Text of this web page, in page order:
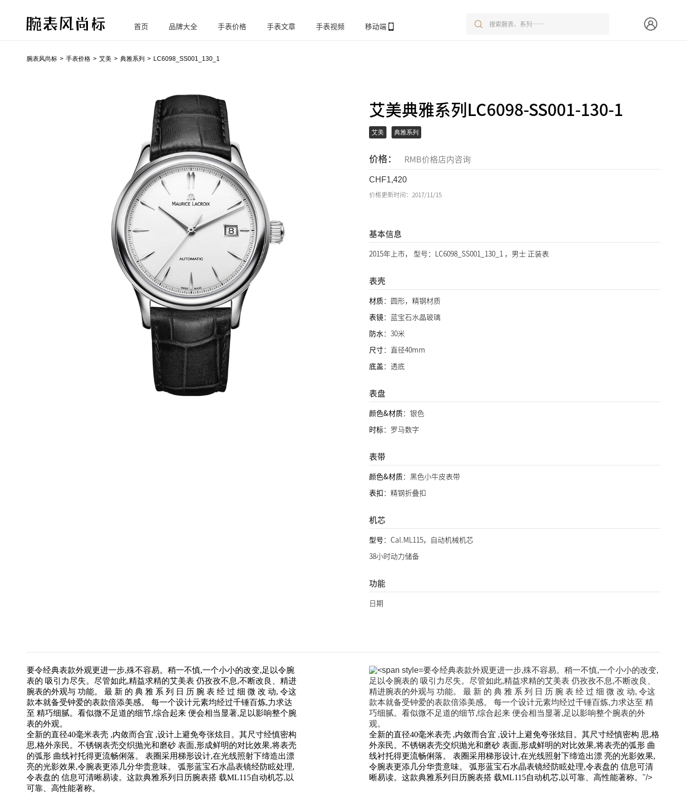
腕
首页 品牌大全 手表价格 手表文章 手表视频 移动端
腕表风尚标 手表价格 艾美 典雅系列 LC6098_SS001_130_1
艾美典雅系列LC6098-SS001-130-1
艾美 典雅系列
价格： RMB价格店内咨询
1,420
价格更新时间：2017/11/15
基本信息
2015年上市， 型号：LC6098_SS001_130_1 ，男士 正装表
表壳
材质：圆形，精钢材质
表镜：蓝宝石水晶玻璃
防水：30米
尺寸：直径40mm
底盖：透底
表盘
颜色&材质：银色
时标：罗马数字
表带
颜色&材质：黑色小牛皮表带
表扣：精钢折叠扣
机芯
型号：Cal.ML115，自动机械机芯
38小时动力储备
功能
日期
要令经典表款外观更进一步,殊不容易。稍一不慎,一个小小的改变,足以令腕
表的 吸引力尽失。尽管如此,精益求精的艾美表 仍孜孜不息,不断改良、精进
腕表的外观与 功能。 最 新 的 典 雅 系 列 日 历 腕 表 经 过 细 微 改 动, 令这
款本就备受钟爱的表款倍添美感。 每一个设计元素均经过千锤百炼,力求达
至 精巧细腻。看似微不足道的细节,综合起来 便会相当显著,足以影响整个腕
表的外观。
全新的直径40毫米表壳 ,内敛而合宜 ,设计上避免夸张炫目。其尺寸经慎密构
思,格外亲民。不锈钢表壳交织抛光和磨砂 表面,形成鲜明的对比效果,将表壳
的弧形 曲线衬托得更流畅俐落。 表圈采用梯形设计,在光线照射下缔造出漂
亮的光影效果,令腕表更添几分华贵意味。 弧形蓝宝石水晶表镜经防眩处理,
令表盘的 信息可清晰易读。这款典雅系列日历腕表搭 载ML115自动机芯,以
可靠、高性能著称。
要令经典表款外观更进一步,殊不容易。稍一不慎,一个小小的改变,
足以令腕表的 吸引力尽失。尽管如此,精益求精的艾美表 仍孜孜不息,不断改良、
精进腕表的外观与 功能。 最 新 的 典 雅 系 列 日 历 腕 表 经 过 细 微 改 动, 令这
款本就备受钟爱的表款倍添美感。 每一个设计元素均经过千锤百炼,力求达至 精
巧细腻。看似微不足道的细节,综合起来 便会相当显著,足以影响整个腕表的外
观。
全新的直径40毫米表壳 ,内敛而合宜 ,设计上避免夸张炫目。其尺寸经慎密构 思,格
外亲民。不锈钢表壳交织抛光和磨砂 表面,形成鲜明的对比效果,将表壳的弧形 曲
线衬托得更流畅俐落。 表圈采用梯形设计,在光线照射下缔造出漂 亮的光影效果,
令腕表更添几分华贵意味。 弧形蓝宝石水晶表镜经防眩处理,令表盘的 信息可清
晰易读。这款典雅系列日历腕表搭 载ML115自动机芯,以可靠、高性能著称。 "/>